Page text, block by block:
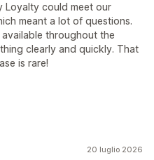
Loyalty could meet our
meant a lot of questions.
throughout the
clearly and quickly. That
is rare!
20 luglio 2026